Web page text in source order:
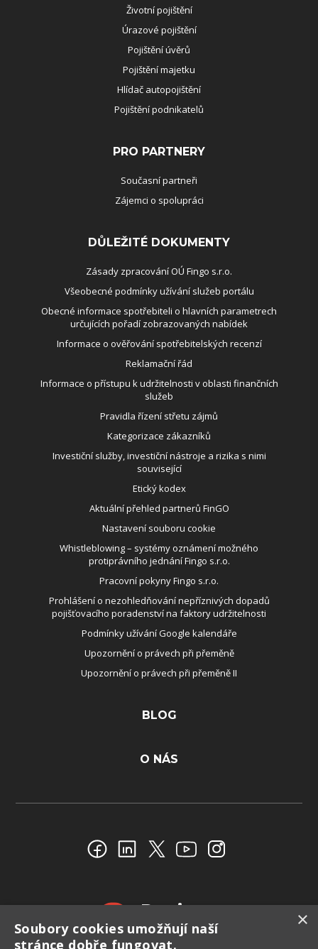
Životní pojištění
Úrazové pojištění
Pojištění úvěrů
Pojištění majetku
Hlídač autopojištění
Pojištění podnikatelů
PRO PARTNERY
Současní partneři
Zájemci o spolupráci
DŮLEŽITÉ DOKUMENTY
Zásady zpracování OÚ Fingo s.r.o.
Všeobecné podmínky užívání služeb portálu
Obecné informace spotřebiteli o hlavních parametrech
určujících pořadí zobrazovaných nabídek
Informace o ověřování spotřebitelských recenzí
Reklamační řád
Informace o přístupu k udržitelnosti v oblasti finančních
služeb
Pravidla řízení střetu zájmů
Kategorizace zákazníků
Investiční služby, investiční nástroje a rizika s nimi
související
Etický kodex
Aktuální přehled partnerů FinGO
Nastavení souboru cookie
Whistleblowing – systémy oznámení možného
protiprávního jednání Fingo s.r.o.
Pracovní pokyny Fingo s.r.o.
Prohlášení o nezohledňování nepříznivých dopadů
pojišťovacího poradenství na faktory udržitelnosti
Podmínky užívání Google kalendáře
Upozornění o právech při přeměně
Upozornění o právech při přeměně II
BLOG
O NÁS
Reviews
4.4 ×
Soubory cookies umožňují naší
stránce dobře fungovat.